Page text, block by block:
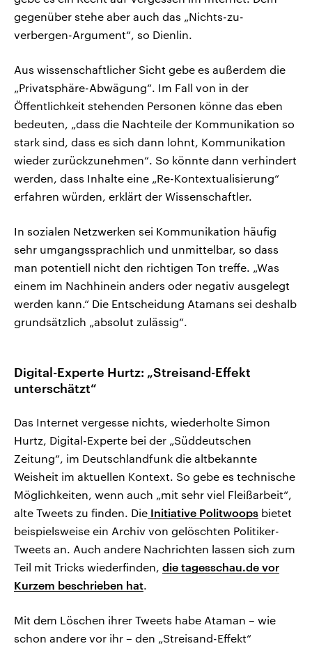
gegenüber stehe aber auch das „Nichts-zu-
verbergen-Argument“, so Dienlin.
Aus wissenschaftlicher Sicht gebe es außerdem die
„Privatsphäre-Abwägung“. Im Fall von in der
Öffentlichkeit stehenden Personen könne das eben
bedeuten, „dass die Nachteile der Kommunikation so
stark sind, dass es sich dann lohnt, Kommunikation
wieder zurückzunehmen“. So könnte dann verhindert
werden, dass Inhalte eine „Re-Kontextualisierung“
erfahren würden, erklärt der Wissenschaftler.
In sozialen Netzwerken sei Kommunikation häufig
sehr umgangssprachlich und unmittelbar, so dass
man potentiell nicht den richtigen Ton treffe. „Was
einem im Nachhinein anders oder negativ ausgelegt
werden kann.“ Die Entscheidung Atamans sei deshalb
grundsätzlich „absolut zulässig“.
Digital-Experte Hurtz: „Streisand-Effekt
unterschätzt“
Das Internet vergesse nichts, wiederholte Simon
Hurtz, Digital-Experte bei der „Süddeutschen
Zeitung“, im Deutschlandfunk die altbekannte
Weisheit im aktuellen Kontext. So gebe es technische
Möglichkeiten, wenn auch „mit sehr viel Fleißarbeit“,
alte Tweets zu finden. Die Initiative Politwoops bietet
beispielsweise ein Archiv von gelöschten Politiker-
Tweets an. Auch andere Nachrichten lassen sich zum
Teil mit Tricks wiederfinden, die tagesschau.de vor
Kurzem beschrieben hat.
Mit dem Löschen ihrer Tweets habe Ataman – wie
schon andere vor ihr – den „Streisand-Effekt“